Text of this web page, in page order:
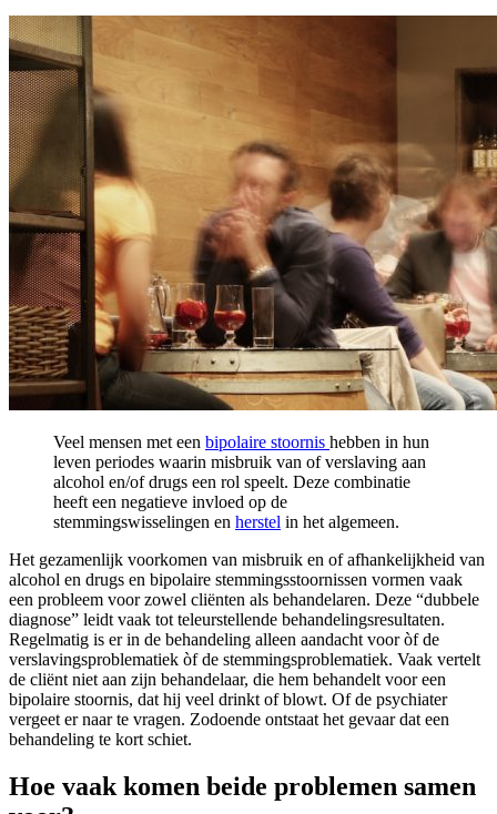
Veel mensen met een bipolaire stoornis hebben in hun
leven periodes waarin misbruik van of verslaving aan
alcohol en/of drugs een rol speelt. Deze combinatie
heeft een negatieve invloed op de
stemmingswisselingen en herstel in het algemeen.
Het gezamenlijk voorkomen van misbruik en of afhankelijkheid van
alcohol en drugs en bipolaire stemmingsstoornissen vormen vaak
een probleem voor zowel cliënten als behandelaren. Deze “dubbele
diagnose” leidt vaak tot teleurstellende behandelingsresultaten.
Regelmatig is er in de behandeling alleen aandacht voor òf de
verslavingsproblematiek òf de stemmingsproblematiek. Vaak vertelt
de cliënt niet aan zijn behandelaar, die hem behandelt voor een
bipolaire stoornis, dat hij veel drinkt of blowt. Of de psychiater
vergeet er naar te vragen. Zodoende ontstaat het gevaar dat een
behandeling te kort schiet.
Hoe vaak komen beide problemen samen